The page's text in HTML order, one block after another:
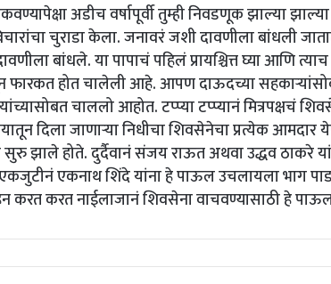
अडीच वर्षापूर्वी तुम्ही निवडणूक झाल्या
चुराडा केला. जनावरं जशी दावणीला बांधली
बांधले. या पापाचं पहिलं प्रायश्चित्त घ्या आणि
फारकत होत चालेली आहे. आपण दाऊदच्या
चाललो आहोत. टप्प्या टप्प्यानं मित्रपक्षचं
दिला जाणाऱ्या निधीचा शिवसेनेचा प्रत्येक आमदार
झाले होते. दुर्दैवानं संजय राऊत अथवा उद्धव ठाकरे
एकनाथ शिंदे यांना हे पाऊल उचलायला भाग
करत करत नाईलाजानं शिवसेना वाचवण्यासाठी हे